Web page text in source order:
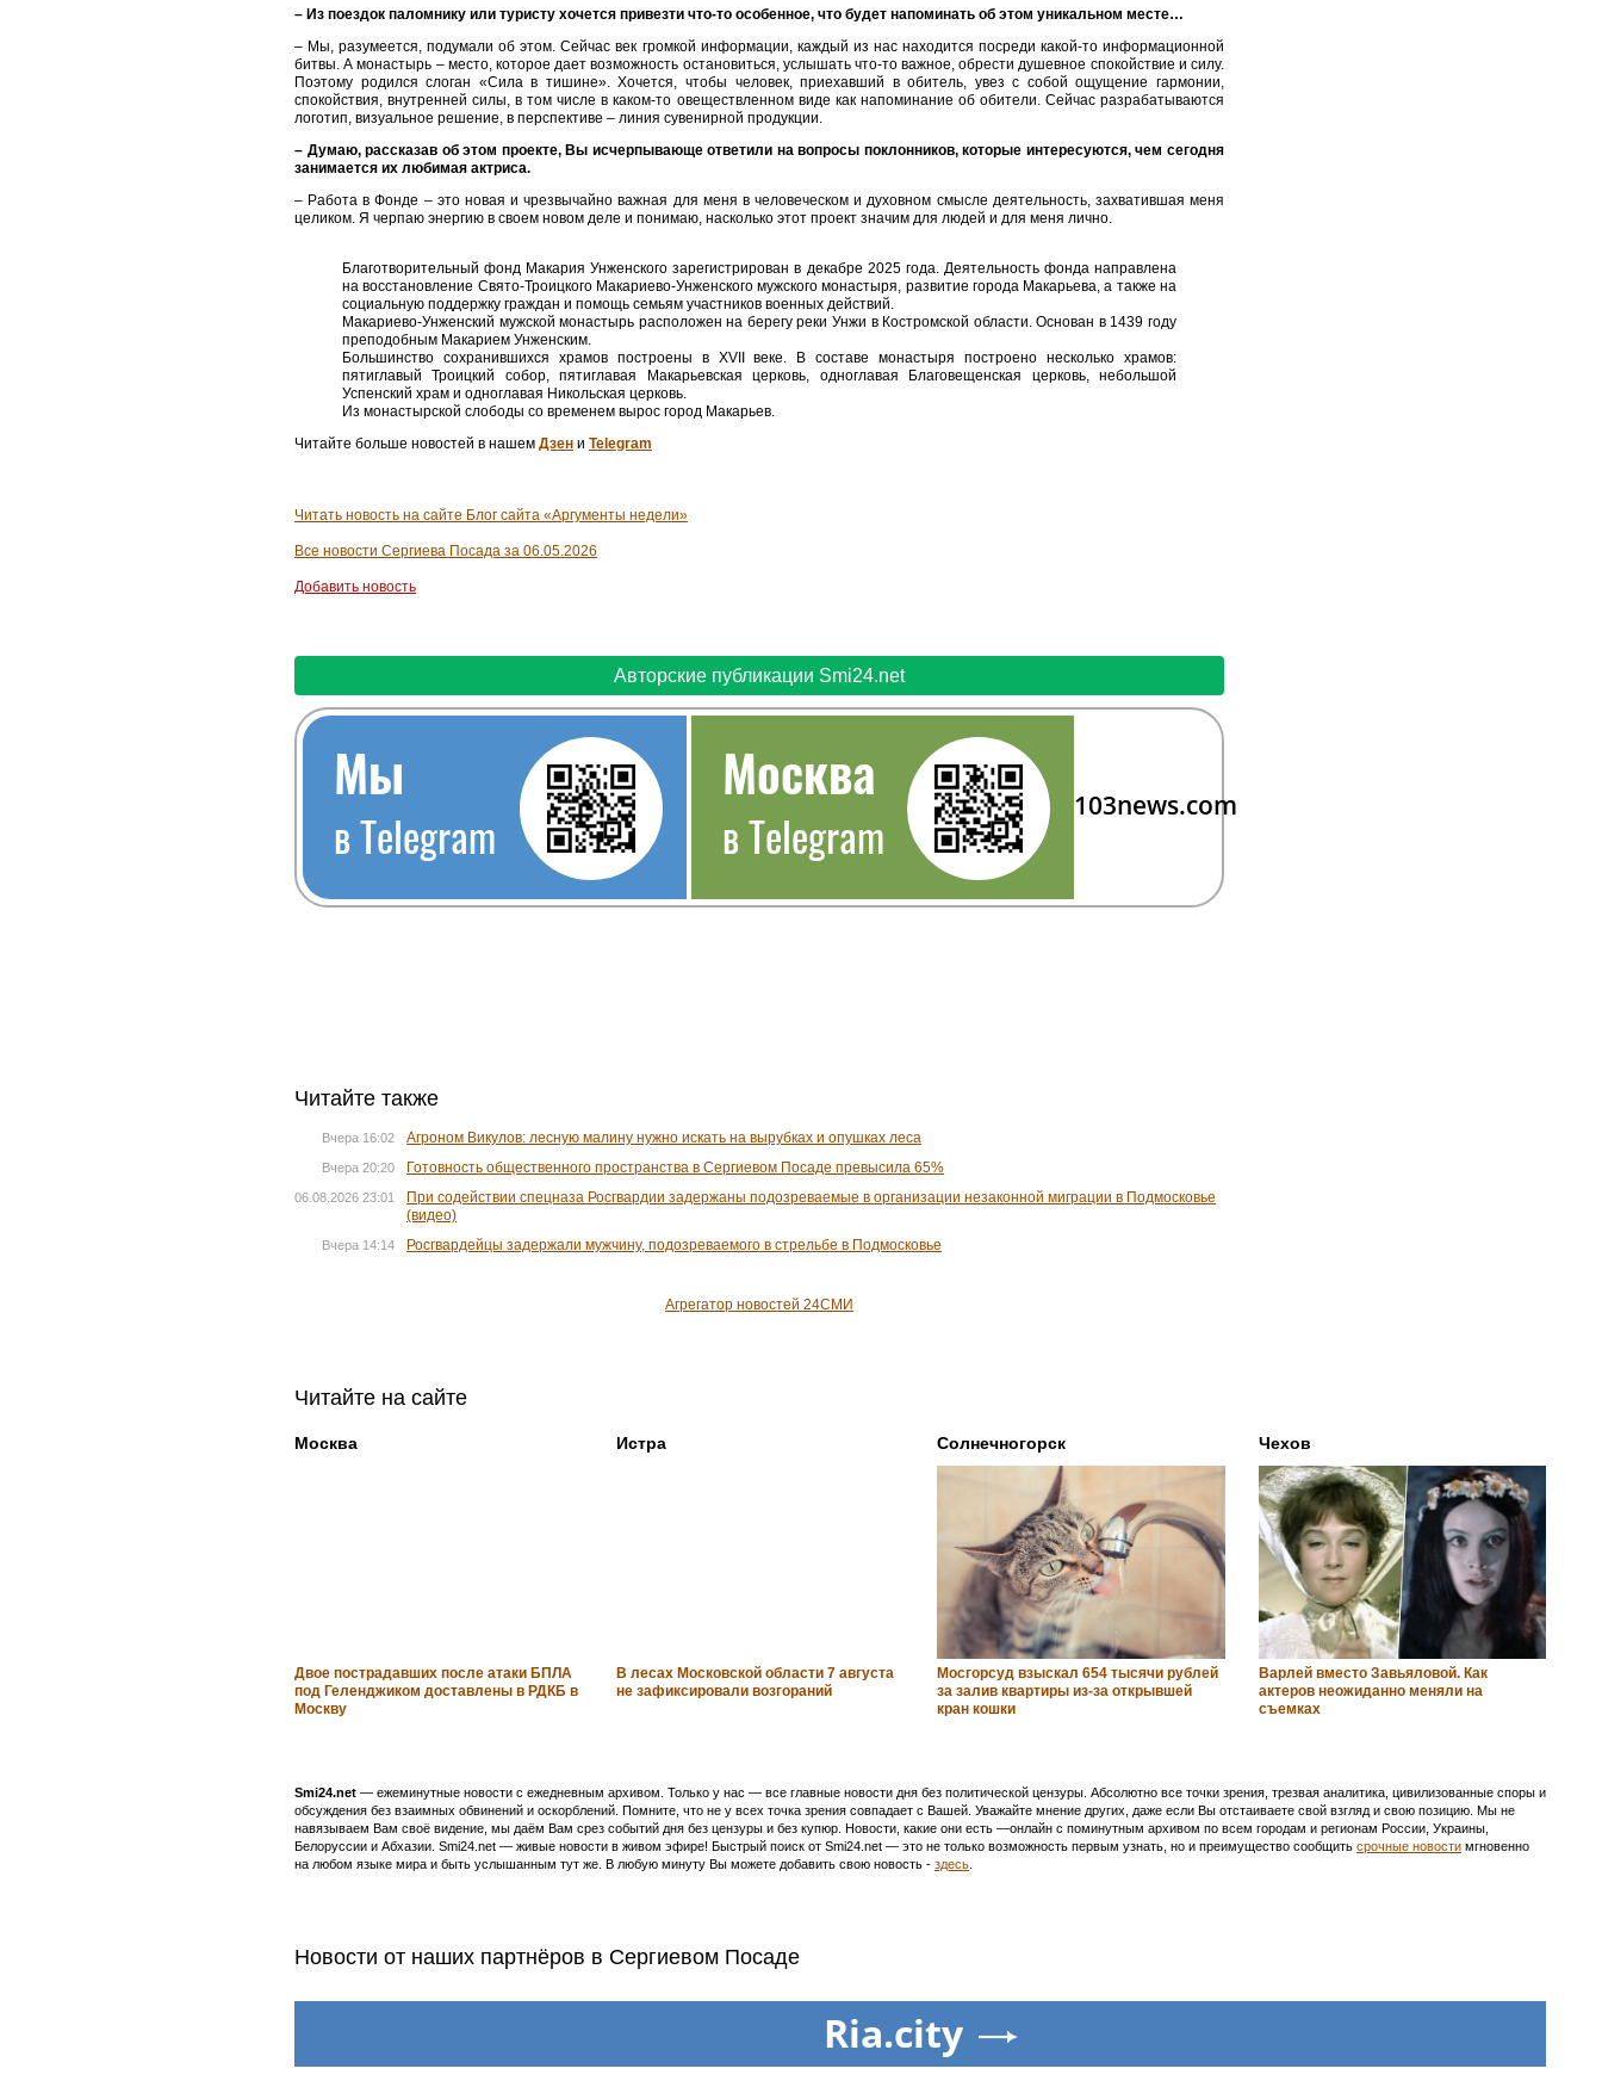
– Из поездок паломнику или туристу хочется привезти что-то особенное, что будет напоминать об этом уникальном месте…
– Мы, разумеется, подумали об этом. Сейчас век громкой информации, каждый из нас находится посреди какой-то информационной
битвы. А монастырь – место, которое дает возможность остановиться, услышать что-то важное, обрести душевное спокойствие и силу.
Поэтому родился слоган «Сила в тишине». Хочется, чтобы человек, приехавший в обитель, увез с собой ощущение гармонии,
спокойствия, внутренней силы, в том числе в каком-то овеществленном виде как напоминание об обители. Сейчас разрабатываются
логотип, визуальное решение, в перспективе – линия сувенирной продукции.
– Думаю, рассказав об этом проекте, Вы исчерпывающе ответили на вопросы поклонников, которые интересуются, чем сегодня
занимается их любимая актриса.
– Работа в Фонде – это новая и чрезвычайно важная для меня в человеческом и духовном смысле деятельность, захватившая меня
целиком. Я черпаю энергию в своем новом деле и понимаю, насколько этот проект значим для людей и для меня лично.
Благотворительный фонд Макария Унженского зарегистрирован в декабре 2025 года. Деятельность фонда направлена
на восстановление Свято-Троицкого Макариево-Унженского мужского монастыря, развитие города Макарьева, а также на
социальную поддержку граждан и помощь семьям участников военных действий.
Макариево-Унженский мужской монастырь расположен на берегу реки Унжи в Костромской области. Основан в 1439 году
преподобным Макарием Унженским.
Большинство сохранившихся храмов построены в XVII веке. В составе монастыря построено несколько храмов:
пятиглавый Троицкий собор, пятиглавая Макарьевская церковь, одноглавая Благовещенская церковь, небольшой
Успенский храм и одноглавая Никольская церковь.
Из монастырской слободы со временем вырос город Макарьев.
Читайте больше новостей в нашем Дзен и Telegram
Читать новость на сайте Блог сайта «Аргументы недели»
Все новости Сергиева Посада за 06.05.2026
Добавить новость
Авторские публикации Smi24.net
Мы
в Telegram
Москва
в Telegram 103news.com
Читайте также
Вчера 16:02 Агроном Викулов: лесную малину нужно искать на вырубках и опушках леса
Вчера 20:20 Готовность общественного пространства в Сергиевом Посаде превысила 65%
06.08.2026 23:01
При содействии спецназа Росгвардии задержаны подозреваемые в организации незаконной миграции в Подмосковье
(видео)
Вчера 14:14 Росгвардейцы задержали мужчину, подозреваемого в стрельбе в Подмосковье
Агрегатор новостей 24СМИ
Читайте на сайте
Москва
Двое пострадавших после атаки БПЛА
под Геленджиком доставлены в РДКБ в
Москву
Истра
В лесах Московской области 7 августа
не зафиксировали возгораний
Солнечногорск
Мосгорсуд взыскал 654 тысячи рублей
за залив квартиры из-за открывшей
кран кошки
Чехов
Варлей вместо Завьяловой. Как
актеров неожиданно меняли на
съемках
Smi24.net — ежеминутные новости с ежедневным архивом. Только у нас — все главные новости дня без политической цензуры. Абсолютно все точки зрения, трезвая аналитика, цивилизованные споры и
обсуждения без взаимных обвинений и оскорблений. Помните, что не у всех точка зрения совпадает с Вашей. Уважайте мнение других, даже если Вы отстаиваете свой взгляд и свою позицию. Мы не
навязываем Вам своё видение, мы даём Вам срез событий дня без цензуры и без купюр. Новости, какие они есть —онлайн с поминутным архивом по всем городам и регионам России, Украины,
Белоруссии и Абхазии. Smi24.net — живые новости в живом эфире! Быстрый поиск от Smi24.net — это не только возможность первым узнать, но и преимущество сообщить срочные новости мгновенно
на любом языке мира и быть услышанным тут же. В любую минуту Вы можете добавить свою новость - здесь
Новости от наших партнёров в Сергиевом Посаде
Ria.city